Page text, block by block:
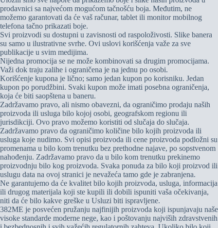
prodavnici sa najvećom mogućom tačnošću boja. Međutim, ne
možemo garantovati da će vaš računar, tablet ili monitor mobilnog
telefona tačno prikazati boje.
Svi proizvodi su dostupni u zavisnosti od raspoloživosti. Slike banera
su samo u ilustrativne svrhe. Ovi uslovi korišćenja važe za sve
publikacije u svim medijima.
Nijedna promocija se ne može kombinovati sa drugim promocijama.
Važi dok traju zalihe i ograničena je na jednu po osobi.
Korišćenje kupona je lično; samo jedan kupon po korisniku. Jedan
kupon po porudžbini. Svaki kupon može imati posebna ograničenja,
koja će biti saopštena u baneru.
Zadržavamo pravo, ali nismo obavezni, da ograničimo prodaju naših
proizvoda ili usluga bilo kojoj osobi, geografskom regionu ili
jurisdikciji. Ovo pravo možemo koristiti od slučaja do slučaja.
Zadržavamo pravo da ograničimo količine bilo kojih proizvoda ili
usluga koje nudimo. Svi opisi proizvoda ili cene proizvoda podložni su
promenama u bilo kom trenutku bez prethodne najave, po sopstvenom
nahođenju. Zadržavamo pravo da u bilo kom trenutku prekinemo
proizvodnju bilo kog proizvoda. Svaka ponuda za bilo koji proizvod ili
uslugu data na ovoj stranici je nevažeća tamo gde je zabranjena.
Ne garantujemo da će kvalitet bilo kojih proizvoda, usluga, informacija
ili drugog materijala koji ste kupili ili dobili ispuniti vaša očekivanja,
niti da će bilo kakve greške u Usluzi biti ispravljene.
382ME je posvećen pružanju najfinijih proizvoda koji ispunjavaju naše
visoke standarde moderne nege, kao i poštovanju najviših zdravstvenih